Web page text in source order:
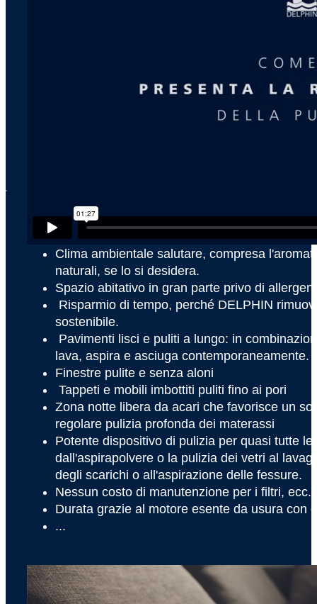
x
QUALI VANTAGGI
Ecco solo alcuni dei vantaggi che un DELPHIN porta
Clima ambientale salutare, compresa
naturali, se lo si desidera.
Spazio abitativo in gran parte privo di allergeni
Risparmio di tempo, perché DELPHIN
sostenibile.
Pavimenti lisci e puliti a lungo: in
lava, aspira e asciuga contemporaneamente.
Finestre pulite e senza aloni
Tappeti e mobili imbottiti puliti fino ai pori
Zona notte libera da acari che favorisce un
regolare pulizia profonda dei materassi
Potente dispositivo di pulizia per quasi tutte le
dall'aspirapolvere o la pulizia dei vetri al
degli scarichi o all'aspirazione delle fessure.
Nessun costo di manutenzione per i filtri, ecc.
Durata grazie al motore esente da usura con
...